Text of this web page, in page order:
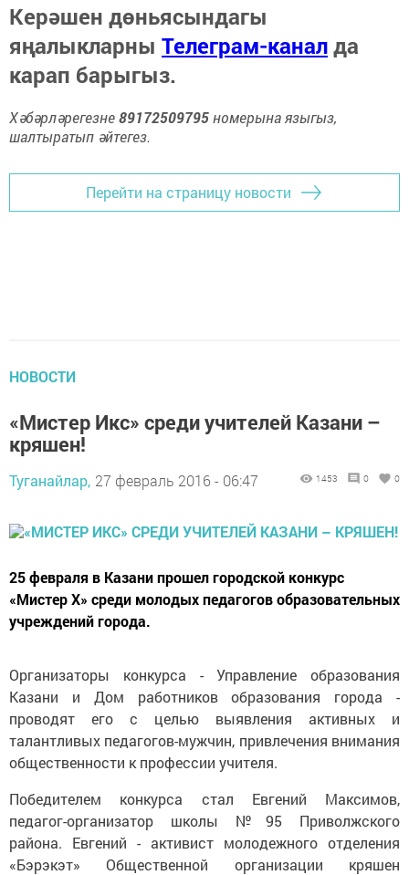
Керәшен дөньясындагы
яңалыкларны Телеграм-каналда
карап барыгыз.
Хәбәрләрегезне89172509795номерына языгыз,
шалтыратып әйтегез.
Перейти на страницу новости
НОВОСТИ
«Мистер Икс» среди учителей Казани –
кряшен!
Туганайлар, 27 февраль 2016 - 06:47 1453 0 0
25 февраля в Казани прошел городской конкурс
«Мистер Х» среди молодых педагогов образовательных
учреждений города.
Организаторы конкурса - Управление образования
Казани и Дом работников образования города -
проводят его с целью выявления активных и
талантливых педагогов-мужчин, привлечения внимания
общественности к профессии учителя.
Победителем конкурса стал Евгений Максимов,
педагог-организатор школы №95 Приволжского
района. Евгений - активист молодежного отделения
«Бэрэкэт» Общественной организации кряшен